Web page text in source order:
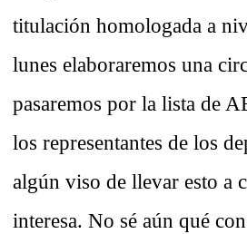
titulación homologada a
lunes elaboraremos una
pasaremos por la lista de
los representantes de los
algún viso de llevar esto a
interesa. No sé aún qué